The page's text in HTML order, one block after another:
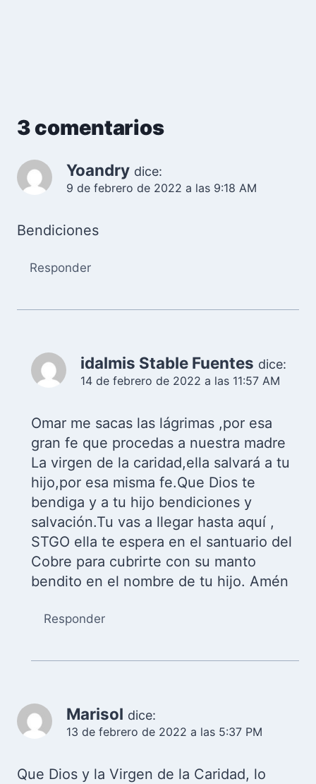
3 comentarios
Yoandry dice:
9 de febrero de 2022 a las 9:18 AM
Bendiciones
Responder
idalmis Stable Fuentes dice:
14 de febrero de 2022 a las 11:57 AM
Omar me sacas las lágrimas ,por esa
gran fe que procedas a nuestra madre
La virgen de la caridad,ella salvará a tu
hijo,por esa misma fe.Que Dios te
bendiga y a tu hijo bendiciones y
salvación.Tu vas a llegar hasta aquí ,
STGO ella te espera en el santuario del
Cobre para cubrirte con su manto
bendito en el nombre de tu hijo. Amén
Responder
Marisol dice:
13 de febrero de 2022 a las 5:37 PM
Que Dios y la Virgen de la Caridad, lo